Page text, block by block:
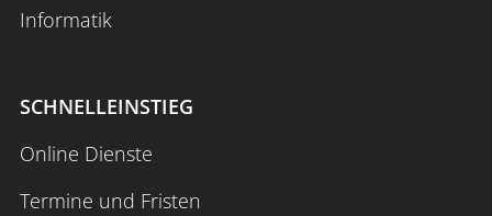
Informatik
SCHNELLEINSTIEG
Online Dienste
Termine und Fristen